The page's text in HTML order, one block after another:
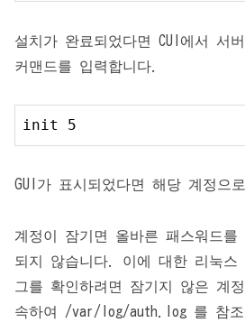
설치가 완료되었다면 CUI에서 서
커맨드를 입력합니다.
init 5
GUI가 표시되었다면 해당 계정으
계정이 잠기면 올바른 패스워드를
되지 않습니다. 이에 대한 리눅스
그를 확인하려면 잠기지 않은 계
속하여 /var/log/auth.log 를 참조